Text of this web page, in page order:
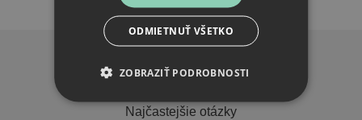
Dôležité info
Najčastejšie otázky
ODMIETNUŤ VŠETKO
ZOBRAZIŤ PODROBNOSTI